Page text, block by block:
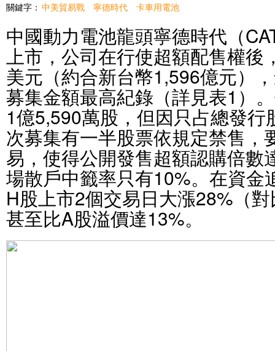
關鍵字： 中美貿易戰 寧德時代 卡車用電池
中國動力電池龍頭寧德時代（
上市，公司在行使超額配售權
美元（約合新台幣1,596億元）
募集金額最高紀錄（詳見表1）
1億5,590萬股，但因只占總發
次募集有一半股票依規定禁售，
易，使得公開發售超額認購倍數
場散戶中籤率只有10%。在資金
H股上市2個交易日大漲28%（
甚至比A股溢價達13%。